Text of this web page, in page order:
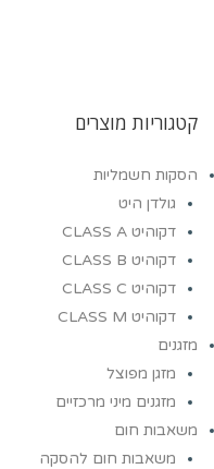
קטגוריות מוצרים
הסקות חשמליות
גולדן היט
דקוהיט CLASS A
דקוהיט CLASS B
דקוהיט CLASS C
דקוהיט CLASS M
מזגנים
מזגן מפוצל
מזגנים מיני מרכזיים
משאבות חום
משאבות חום להסקה